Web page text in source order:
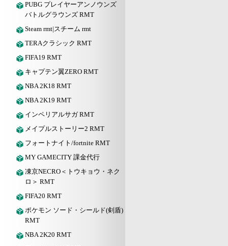
PUBG プレイヤーアンノウンズ
バトルグラウンズ RMT
Steam rmt|スチーム rmt
TERAクラシック RMT
FIFA19 RMT
キャプテン翼ZERO RMT
NBA 2K18 RMT
NBA 2K19 RMT
インペリアルサガ RMT
メイプルストーリー2 RMT
フォートナイト/fortnite RMT
MY GAMECITY 課金代行
凍京NECRO＜トウキョウ・ネク
ロ＞ RMT
FIFA20 RMT
ポケモン ソード・シールド(剣盾)
RMT
NBA 2K20 RMT